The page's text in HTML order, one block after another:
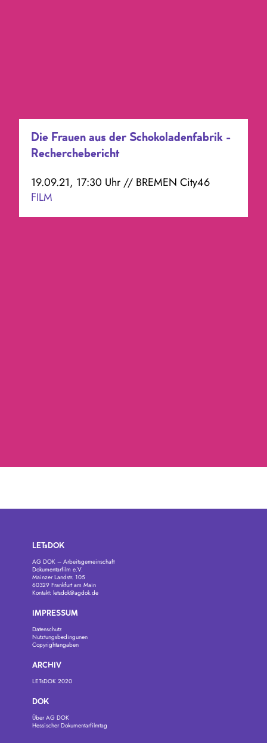
Die Frauen aus der Schokoladenfabrik -
Recherchebericht
19.09.21, 17:30 Uhr // BREMEN City46
FILM
LETsDOK
AG DOK – Arbeitsgemeinschaft
Dokumentarfilm e.V.
Mainzer Landstr. 105
60329 Frankfurt am Main
Kontakt: letsdok@agdok.de
IMPRESSUM
Datenschutz
Nutztungsbedingunen
Copyrightangaben
ARCHIV
LETsDOK 2020
DOK
Über AG DOK
Hessischer Dokumentarfilmtag